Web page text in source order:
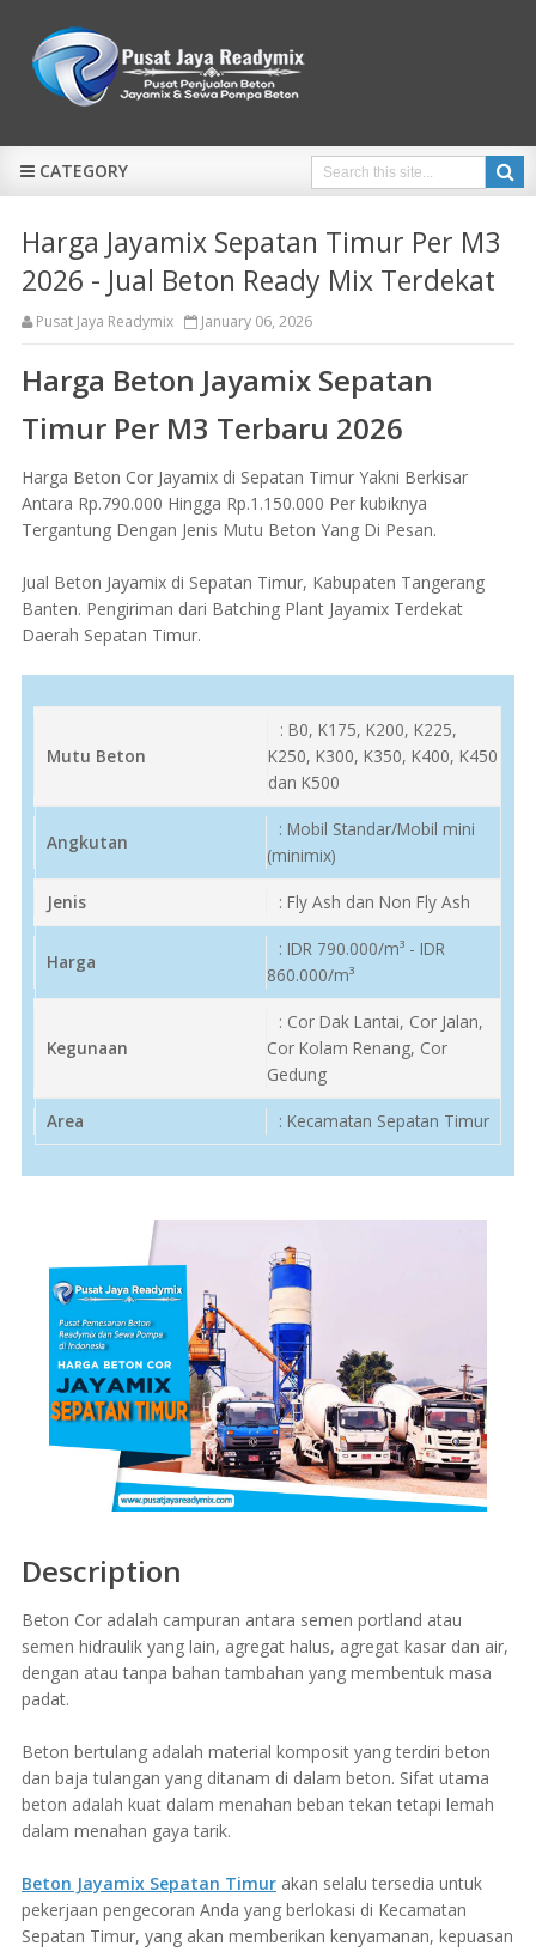
CATEGORY
Harga Jayamix Sepatan Timur Per M3
2026 - Jual Beton Ready Mix Terdekat
Pusat Jaya Readymix January 06, 2026
Harga Beton Jayamix Sepatan
Timur Per M3 Terbaru 2026
Harga Beton Cor Jayamix di Sepatan Timur Yakni Berkisar
Antara Rp.790.000 Hingga Rp.1.150.000 Per kubiknya
Tergantung Dengan Jenis Mutu Beton Yang Di Pesan.
Jual Beton Jayamix di Sepatan Timur, Kabupaten Tangerang
Banten. Pengiriman dari Batching Plant Jayamix Terdekat
Daerah Sepatan Timur.
Mutu Beton
: B0, K175, K200, K225,
K250, K300, K350, K400, K450
dan K500
Angkutan
: Mobil Standar/Mobil mini
(minimix)
Jenis : Fly Ash dan Non Fly Ash
Harga
: IDR 790.000/m³ - IDR
860.000/m³
Kegunaan
: Cor Dak Lantai, Cor Jalan,
Cor Kolam Renang, Cor
Gedung
Area : Kecamatan Sepatan Timur
Description
Beton Cor adalah campuran antara semen portland atau
semen hidraulik yang lain, agregat halus, agregat kasar dan air,
dengan atau tanpa bahan tambahan yang membentuk masa
padat.
Beton bertulang adalah material komposit yang terdiri beton
dan baja tulangan yang ditanam di dalam beton. Sifat utama
beton adalah kuat dalam menahan beban tekan tetapi lemah
dalam menahan gaya tarik.
Beton Jayamix Sepatan Timur akan selalu tersedia untuk
pekerjaan pengecoran Anda yang berlokasi di Kecamatan
Sepatan Timur, yang akan memberikan kenyamanan, kepuasan